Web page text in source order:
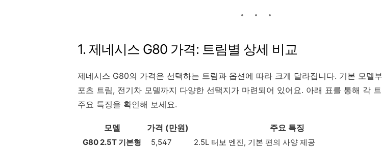
1. 제네시스 G80 가격: 트림별 상세 비교
제네시스 G80의 가격은 선택하는 트림과 옵션에 따라 크게 달라집니다. 기본 모델
포츠 트림, 전기차 모델까지 다양한 선택지가 마련되어 있어요. 아래 표를 통해 각
주요 특징을 확인해 보세요.
모델 가격 (만원) 주요 특징
G80 2.5T 기본형 5,547
2.5L 터보 엔진, 기본 편의 사양 제공